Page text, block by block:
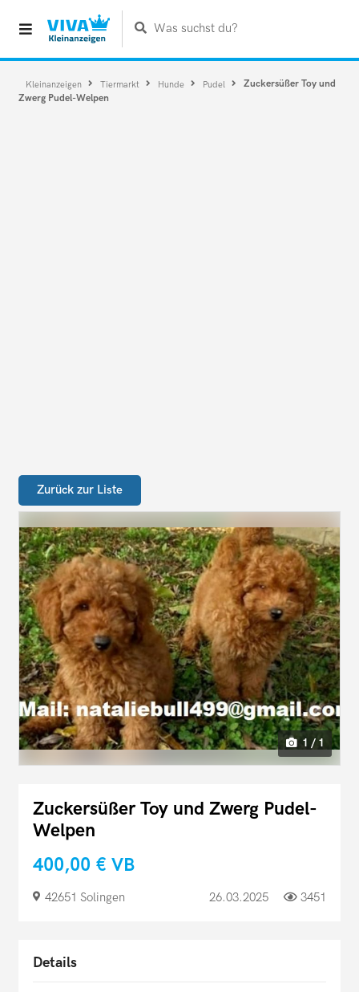
Was suchst du?
Kleinanzeigen Tiermarkt Hunde Pudel
Zuckersüßer Toy und
Zwerg Pudel-Welpen
Zurück zur Liste
1 / 1
Zuckersüßer Toy und Zwerg Pudel-
Welpen
400,00 € VB
42651 Solingen 26.03.2025 3451
Details